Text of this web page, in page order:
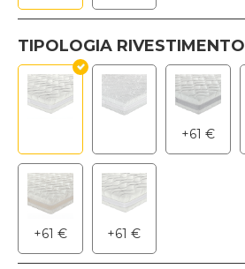
TIPOLOGIA RIVESTIMENTO
+61 €
+61 € +61€